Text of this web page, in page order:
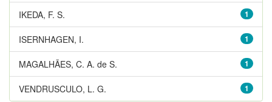
1
IKEDA, F. S.
1
ISERNHAGEN, I.
1
MAGALHÃES, C. A. de S.
1
VENDRUSCULO, L. G.